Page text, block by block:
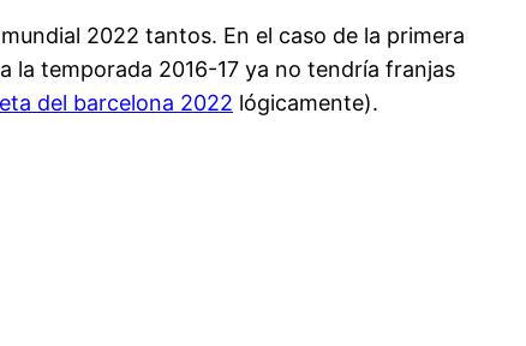
2022 tantos. En el caso de la primera
la temporada 2016-17 ya no tendría franjas
del barcelona 2022 lógicamente).